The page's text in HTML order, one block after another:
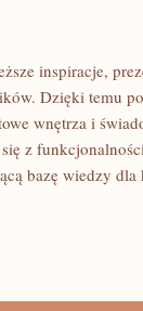
inspiracje,
Dzięki temu
wnętrza i
z
bazę wiedzy